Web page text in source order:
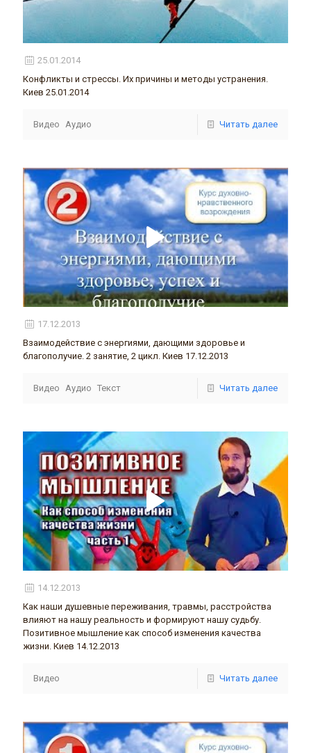
25.01.2014
Конфликты и стрессы. Их причины и методы устранения.
Киев 25.01.2014
Видео Аудио Читать далее
17.12.2013
Взаимодействие с энергиями, дающими здоровье и
благополучие. 2 занятие, 2 цикл. Киев 17.12.2013
Видео Аудио Текст Читать далее
14.12.2013
Как наши душевные переживания, травмы, расстройства
влияют на нашу реальность и формируют нашу судьбу.
Позитивное мышление как способ изменения качества
жизни. Киев 14.12.2013
Видео Читать далее